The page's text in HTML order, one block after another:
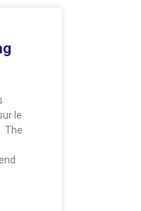
le
The